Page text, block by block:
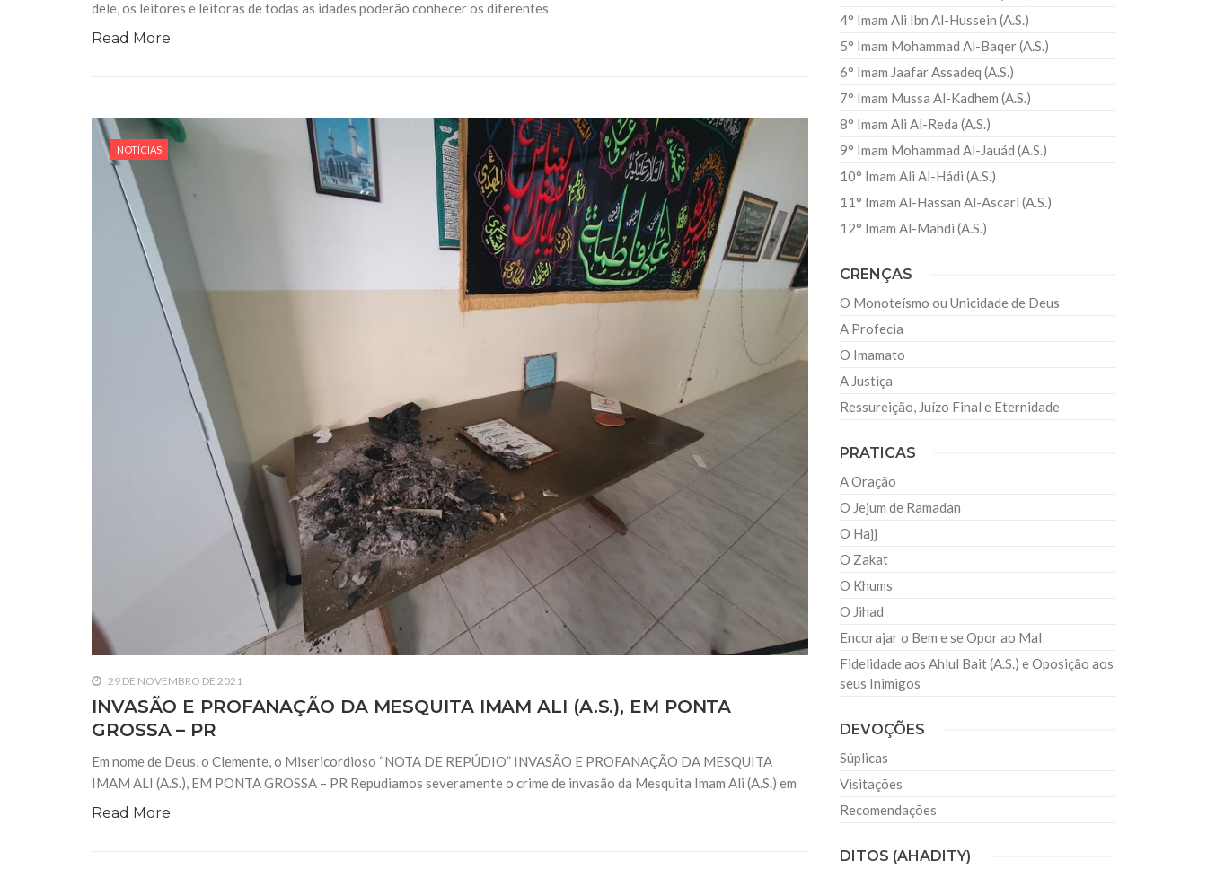
dele, os leitores e leitoras de todas as idades poderão conhecer os diferentes
Read More
NOTÍCIAS
29 DE NOVEMBRO DE 2021
INVASÃO E PROFANAÇÃO DA MESQUITA IMAM ALI (A.S.), EM PONTA
GROSSA – PR
Em nome de Deus, o Clemente, o Misericordioso “NOTA DE REPÚDIO” INVASÃO E PROFANAÇÃO DA MESQUITA
IMAM ALI (A.S.), EM PONTA GROSSA – PR Repudiamos severamente o crime de invasão da Mesquita Imam Ali (A.S.) em
Read More
4° Imam Ali Ibn Al-Hussein (A.S.)
5° Imam Mohammad Al-Baqer (A.S.)
6° Imam Jaafar Assadeq (A.S.)
7° Imam Mussa Al-Kadhem (A.S.)
8° Imam Ali Al-Reda (A.S.)
9° Imam Mohammad Al-Jauád (A.S.)
10° Imam Ali Al-Hádi (A.S.)
11° Imam Al-Hassan Al-Ascari (A.S.)
12° Imam Al-Mahdi (A.S.)
CRENÇAS
O Monoteísmo ou Unicidade de Deus
A Profecia
O Imamato
A Justiça
Ressureição, Juízo Final e Eternidade
PRATICAS
A Oração
O Jejum de Ramadan
O Hajj
O Zakat
O Khums
O Jihad
Encorajar o Bem e se Opor ao Mal
Fidelidade aos Ahlul Bait (A.S.) e Oposição aos
seus Inimigos
DEVOÇÕES
Súplicas
Visitações
Recomendações
DITOS (AHADITY)